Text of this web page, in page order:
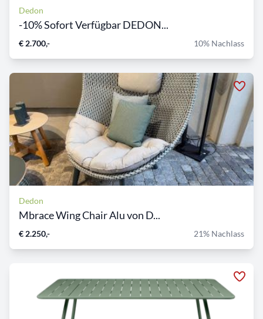
Dedon
-10% Sofort Verfügbar DEDON...
€ 2.700,- 10% Nachlass
Dedon
Mbrace Wing Chair Alu von D...
€ 2.250,- 21% Nachlass